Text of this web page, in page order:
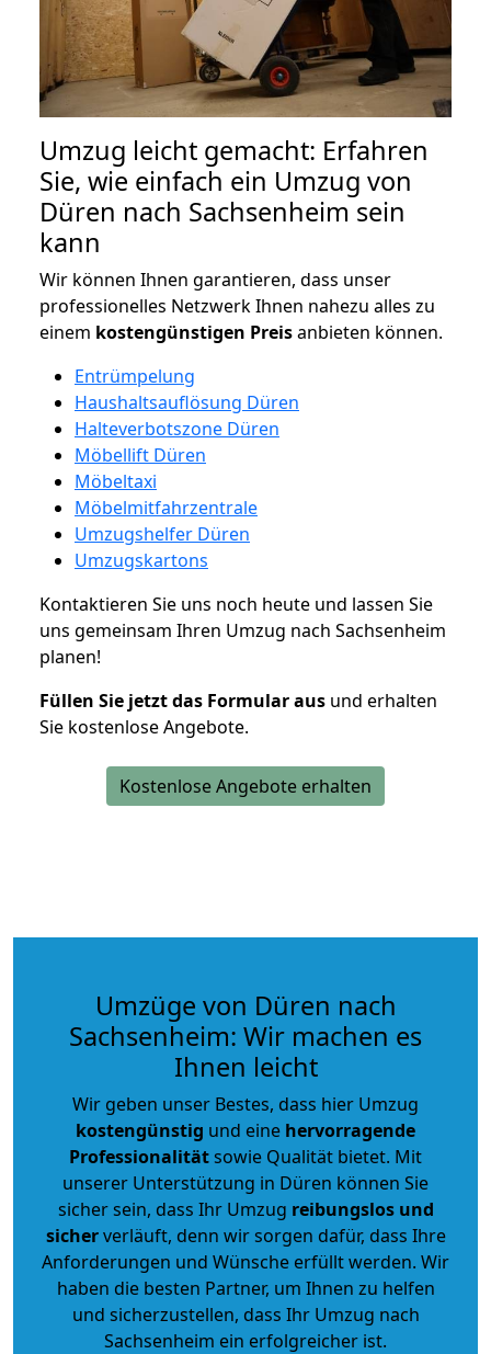
Umzug leicht gemacht: Erfahren
Sie, wie einfach ein Umzug von
Düren nach Sachsenheim sein
kann
Wir können Ihnen garantieren, dass unser
professionelles Netzwerk Ihnen nahezu alles zu
einem kostengünstigen Preisanbieten können.
Entrümpelung
Haushaltsauflösung Düren
Halteverbotszone Düren
Möbellift Düren
Möbeltaxi
Möbelmitfahrzentrale
Umzugshelfer Düren
Umzugskartons
Kontaktieren Sie uns noch heute und lassen Sie
uns gemeinsam Ihren Umzug nach Sachsenheim
planen!
Füllen Sie jetzt das Formular aus und erhalten
Sie kostenlose Angebote.
Kostenlose Angebote erhalten
Umzüge von Düren nach
Sachsenheim: Wir machen es
Ihnen leicht
Wir geben unser Bestes, dass hier Umzug
kostengünstig und eine hervorragende
Professionalitätsowie Qualität bietet. Mit
unserer Unterstützung in Düren können Sie
sicher sein, dass Ihr Umzug reibungslos und
sicherverläuft, denn wir sorgen dafür, dass Ihre
Anforderungen und Wünsche erfüllt werden. Wir
haben die besten Partner, um Ihnen zu helfen
und sicherzustellen, dass Ihr Umzug nach
Sachsenheim ein erfolgreicher ist.